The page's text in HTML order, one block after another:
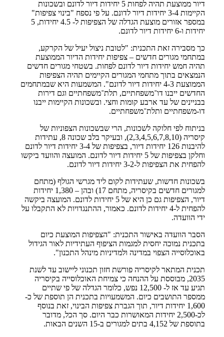
דיור ממוצעת תהיה לפחות 5 יחידות דיור לדונם ובשכונות
הקיימות 3-4 יחידות דיור לדונם.
על פי נספח "בינוי צפיפות"
במספר אזורים מוצעת הגדלה של הצפיפות ל- 4.5 יחידות, 5
יחידות ו-6 יחידות דיור לדונם.
כך מסבירה זאת התכנית: "לטובת ניצול יעיל של הקרקע,
במתחמי מגורים חדשים – צפיפות יחידות הדיור הממוצעת
תהיה חמש יחידות דיור לדונם לפחות. בשטחי מגורים חדשים
הנמצאים בתוך מתחמי המגורים הקיימים תהיה הצפיפות
הממוצעת 4-3 יחידות דיור לדונם". המשמעות היא שבמתחמים
החדשים ייבנו דו־משפחתיים, תלת־משפחתיים וגם דירות
בבניינים של עד ארבע קומות וחצי. ובשכונות הקיימות ייבנו
דו-משפחתיים ותלת־משפחתיים.
בניתוח לפי חלוקה לשכונות, הרי שבשכונות הצפוניות של
קיסריה
(2,3,4,5,6,7,8,10), ובעיקר בלב שכונה 8, עתידות
להיבנות 126 יחידות דיור, בצפיפות של 3-4 יחידות דיור לדונם
וחלקן בצפיפות של 5 יחידות דיור לדונם. המועצה והוועד ביקשו
להפחית את הצפיפות ל-3-2 יחידות דיור לדונם.
בשכונות חדשות, שעתידות לקום ליד מגרשי הגולף (מתחם
למגורים חדשים בקיסריה, מתחם 17) ובהן – 1,380 יחידות
דיור, הצפיפות גם כן היא של 5 יחידות לדונם. המועצה ביקשה
להפחית ל-4 יחידות לדונם. כאמור, ההתנגדויות לא התקבלו על
ידי הוועדה.
הסבר הוועדה באישור התכנית: "הצפיפות המוצעת כיום
בתכנית נמוכה יחסית למגמות הציפוף העתידיות לאור הגידול
באוכלוסייה הצפוי במדינה ולמדיניות מינהל התכנון".
תכנית המתאר לקיסריה פורשת חזון תכנוני ליישוב עד לשנת
2035, מבוססת על ההנחה כי צמיחת האוכלוסייה בקיסריה
תגיע עד אז ל- 12,500 נפש, כלומר הגדלה של פי שתיים
ממספר התושבים כיום. המשמעויות בתכנית הן תוספת של כ-
1,600 יחידות דיור, תוך הגברת צפיפות הבינוי, זאת בנוסף
לכ-2,500 יחידות המאושרות כבר היום. סך הכל, מדובר
בתוספת של 4,152 בתים למגורים ב-15 השנים הבאות.